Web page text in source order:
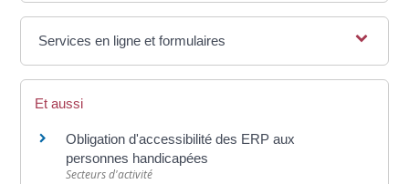
Services en ligne et formulaires
Et aussi
Obligation d'accessibilité des ERP aux
personnes handicapées
Secteurs d'activité